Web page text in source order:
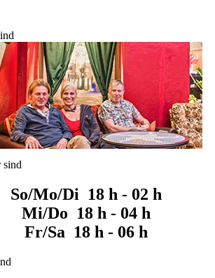
sind
So/Mo/Di 18 h - 02 h
Mi/Do 18 h - 04 h
Fr/Sa 18 h - 06 h